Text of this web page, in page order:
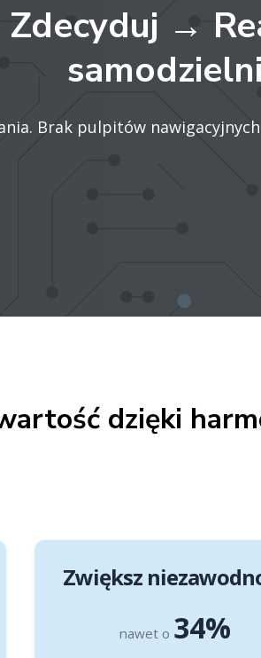
→
Brak pulpitów
dzięki
Zwiększ
nawet o 35%